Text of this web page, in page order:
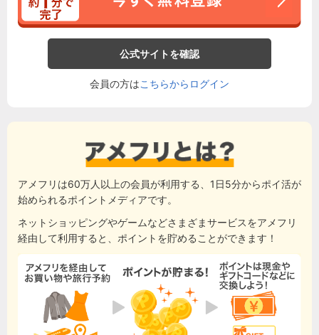
公式サイトを確認
会員の方はこちらからログイン
アメフリは60万人以上の会員が利用する、1日5分からポイ活が
始められるポイントメディアです。
ネットショッピングやゲームなどさまざまサービスをアメフリ
経由して利用すると、ポイントを貯めることができます！